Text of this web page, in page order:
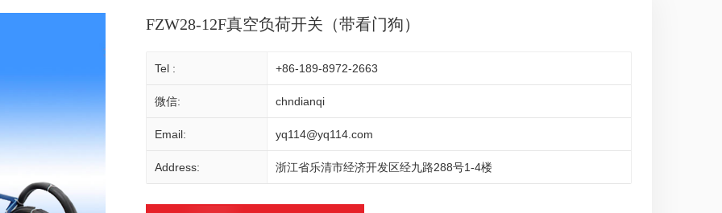
FZW28-12F真空负荷开关（带看门狗）
Tel : +86-189-8972-2663
微信: chndianqi
Email: yq114@yq114.com
Address: 浙江省乐清市经济开发区经九路288号1-4楼